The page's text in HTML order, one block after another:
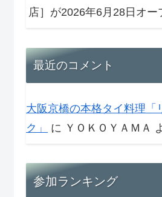
店］が2026年6月28日オー
最近のコメント
大阪京橋の本格タイ料理「
ク」
に ＹＯＫＯＹＡＭＡ
参加ランキング